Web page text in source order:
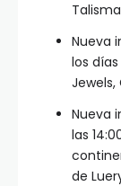
Nueva
los días
Jewels,
Nueva
las
de